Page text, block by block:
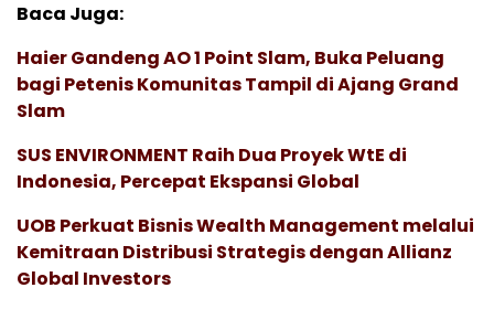
Baca Juga:
Haier Gandeng AO 1 Point Slam, Buka Peluang
bagi Petenis Komunitas Tampil di Ajang Grand
Slam
SUS ENVIRONMENT Raih Dua Proyek WtE di
Indonesia, Percepat Ekspansi Global
UOB Perkuat Bisnis Wealth Management melalui
Kemitraan Distribusi Strategis dengan Allianz
Global Investors